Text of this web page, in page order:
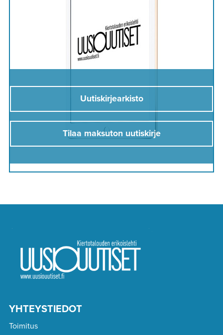
Uutiskirjearkisto
Tilaa maksuton uutiskirje
YHTEYSTIEDOT
Toimitus